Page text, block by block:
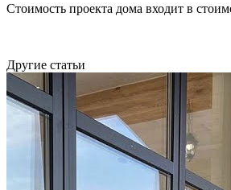
Стоимость проекта дома входит в
Другие статьи